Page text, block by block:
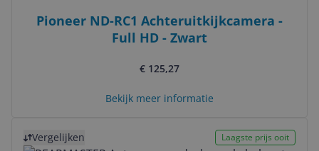
Pioneer ND-RC1 Achteruitkijkcamera -
Full HD - Zwart
€ 125,27
Bekijk meer informatie
Vergelijken Laagste prijs ooit